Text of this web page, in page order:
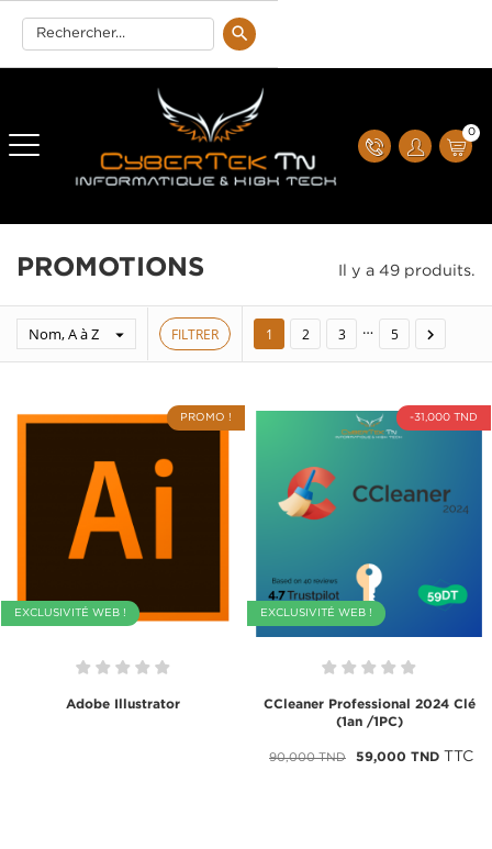
0
PROMOTIONS Il y a 49 produits.
Nom, A à Z  FILTRER 1 2 3 … 5 
EXCLUSIVITÉ WEB !
PROMO !
Adobe Illustrator
-31,000 TND
EXCLUSIVITÉ WEB !
CCleaner Professional 2024 Clé
(1an /1PC)
90,000 TND 59,000 TND TTC